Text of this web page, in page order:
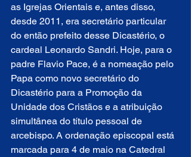
as Igrejas Orientais e, antes disso,
desde 2011, era secretário particular
do então prefeito desse Dicastério, o
cardeal Leonardo Sandri. Hoje, para o
padre Flavio Pace, é a nomeação pelo
Papa como novo secretário do
Dicastério para a Promoção da
Unidade dos Cristãos e a atribuição
simultânea do título pessoal de
arcebispo. A ordenação episcopal está
marcada para 4 de maio na Catedral